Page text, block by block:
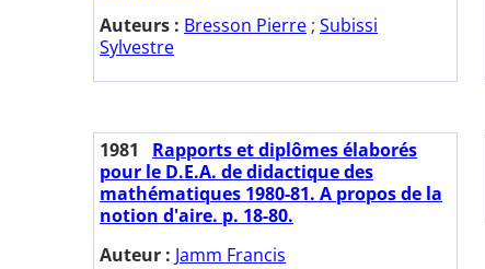
Auteurs : Bresson Pierre ; Subissi
Sylvestre
1981
Rapports et diplômes élaborés
pour le D.E.A. de didactique des
mathématiques 1980-81. A propos de la
notion d'aire. p. 18-80.
Auteur : Jamm Francis